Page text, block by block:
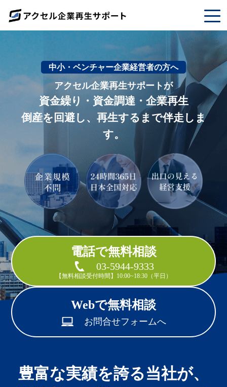
中小・ベンチャー企業経営者の方へ
アクセル企業再生サポートが
資金繰り・資金調達・企業再生
倒産を回避し、再生するまで伴走しま
す。
電話で無料相談
03-5944-9333
【無料相談受付時間】10:00~18:30（平日）
Webで無料相談
お問合せフォームへ
豊富な実績を誇る当社が、